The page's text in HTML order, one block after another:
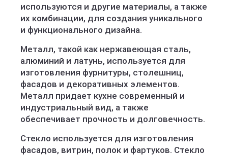
используются и другие материалы, а также
их комбинации, для создания уникального
и функционального дизайна.
Металл, такой как нержавеющая сталь,
алюминий и латунь, используется для
изготовления фурнитуры, столешниц,
фасадов и декоративных элементов.
Металл придает кухне современный и
индустриальный вид, а также
обеспечивает прочность и долговечность.
Стекло используется для изготовления
фасадов, витрин, полок и фартуков. Стекло